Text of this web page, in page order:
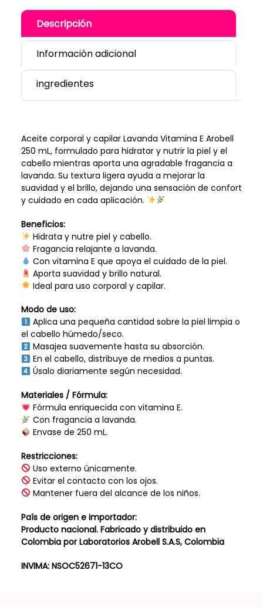
Descripción
Información adicional
ingredientes
Aceite corporal y capilar Lavanda Vitamina E Arobell
250 mL, formulado para hidratar y nutrir la piel y el
cabello mientras aporta una agradable fragancia a
lavanda. Su textura ligera ayuda a mejorar la
suavidad y el brillo, dejando una sensación de confort
y cuidado en cada aplicación.
Beneficios:
Hidrata y nutre piel y cabello.
Fragancia relajante a lavanda.
Con vitamina E que apoya el cuidado de la piel.
Aporta suavidad y brillo natural.
Ideal para uso corporal y capilar.
Modo de uso:
Aplica una pequeña cantidad sobre la piel limpia o
el cabello húmedo/seco.
Masajea suavemente hasta su absorción.
En el cabello, distribuye de medios a puntas.
Úsalo diariamente según necesidad.
Materiales / Fórmula:
Fórmula enriquecida con vitamina E.
Con fragancia a lavanda.
Envase de 250 mL.
Restricciones:
Uso externo únicamente.
Evitar el contacto con los ojos.
Mantener fuera del alcance de los niños.
País de origen e importador:
Producto nacional. Fabricado y distribuido en
Colombia por Laboratorios Arobell S.A.S, Colombia
INVIMA: NSOC52671-13CO